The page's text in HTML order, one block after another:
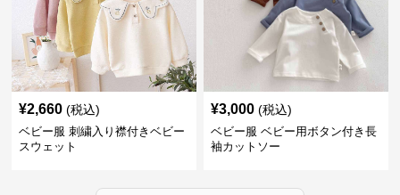
¥2,660 (税込)
ベビー服 刺繍入り襟付きベビー
スウェット
¥3,000 (税込)
ベビー服 ベビー用ボタン付き長
袖カットソー